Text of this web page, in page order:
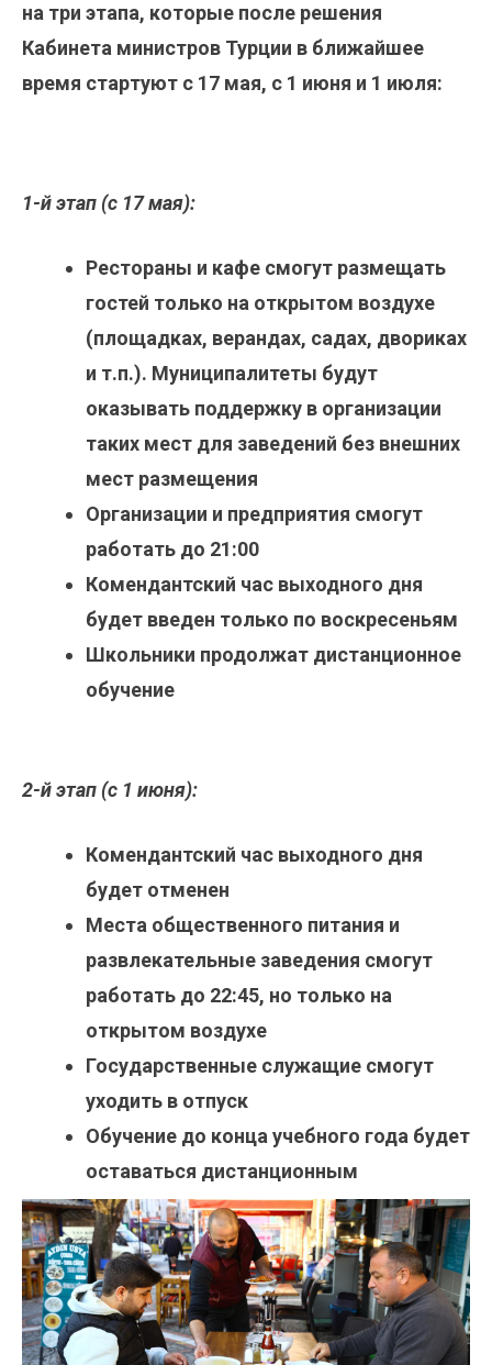
на три этапа, которые после решения
Кабинета министров Турции в ближайшее
время стартуют с 17 мая, с 1 июня и 1 июля:
1-й этап (с 17 мая):
Рестораны и кафе смогут размещать
гостей только на открытом воздухе
(площадках, верандах, садах, двориках
и т.п.). Муниципалитеты будут
оказывать поддержку в организации
таких мест для заведений без внешних
мест размещения
Организации и предприятия смогут
работать до 21:00
Комендантский час выходного дня
будет введен только по воскресеньям
Школьники продолжат дистанционное
обучение
2-й этап (с 1 июня):
Комендантский час выходного дня
будет отменен
Места общественного питания и
развлекательные заведения смогут
работать до 22:45, но только на
открытом воздухе
Государственные служащие смогут
уходить в отпуск
Обучение до конца учебного года будет
оставаться дистанционным